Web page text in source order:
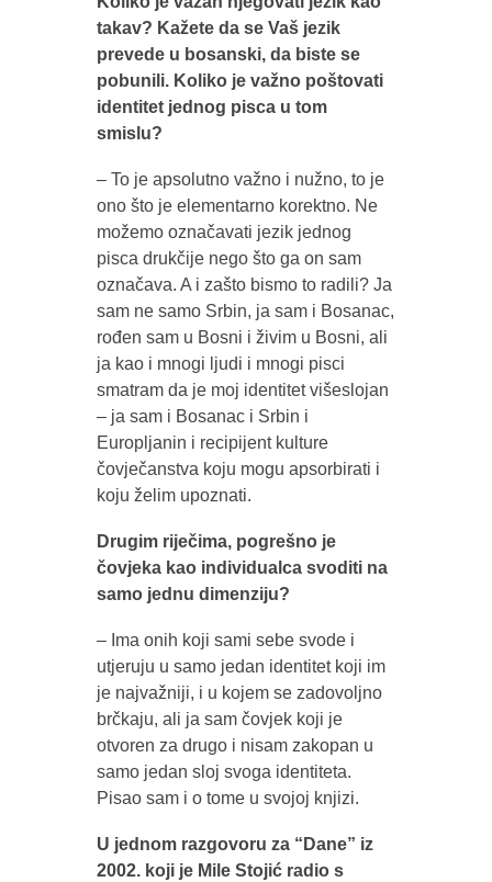
takav? Kažete da se Vaš jezik
prevede u bosanski, da biste se
pobunili. Koliko je važno poštovati
identitet jednog pisca u tom
smislu?
– To je apsolutno važno i nužno, to je
ono što je elementarno korektno. Ne
možemo označavati jezik jednog
pisca drukčije nego što ga on sam
označava. A i zašto bismo to radili? Ja
sam ne samo Srbin, ja sam i Bosanac,
rođen sam u Bosni i živim u Bosni, ali
ja kao i mnogi ljudi i mnogi pisci
smatram da je moj identitet višeslojan
– ja sam i Bosanac i Srbin i
Europljanin i recipijent kulture
čovječanstva koju mogu apsorbirati i
koju želim upoznati.
Drugim riječima, pogrešno je
čovjeka kao individualca svoditi na
samo jednu dimenziju?
– Ima onih koji sami sebe svode i
utjeruju u samo jedan identitet koji im
je najvažniji, i u kojem se zadovoljno
brčkaju, ali ja sam čovjek koji je
otvoren za drugo i nisam zakopan u
samo jedan sloj svoga identiteta.
Pisao sam i o tome u svojoj knjizi.
U jednom razgovoru za “Dane” iz
2002. koji je Mile Stojić radio s